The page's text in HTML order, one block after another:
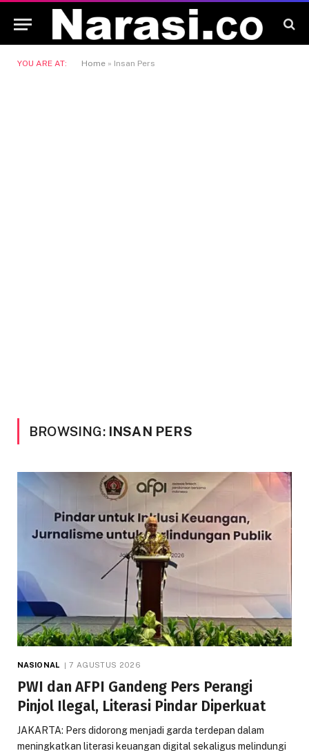
YOU ARE AT: Home » Insan Pers
BROWSING: INSAN PERS
NASIONAL 7 AGUSTUS 2026
PWI dan AFPI Gandeng Pers Perangi
Pinjol Ilegal, Literasi Pindar Diperkuat
JAKARTA: Pers didorong menjadi garda terdepan dalam
meningkatkan literasi keuangan digital sekaligus melindungi